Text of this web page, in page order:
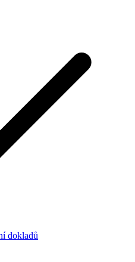
dokladů